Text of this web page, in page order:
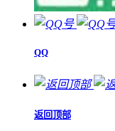
QQ
返回顶部